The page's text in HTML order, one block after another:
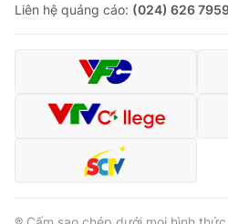
Liên hệ quảng cáo: (024) 626